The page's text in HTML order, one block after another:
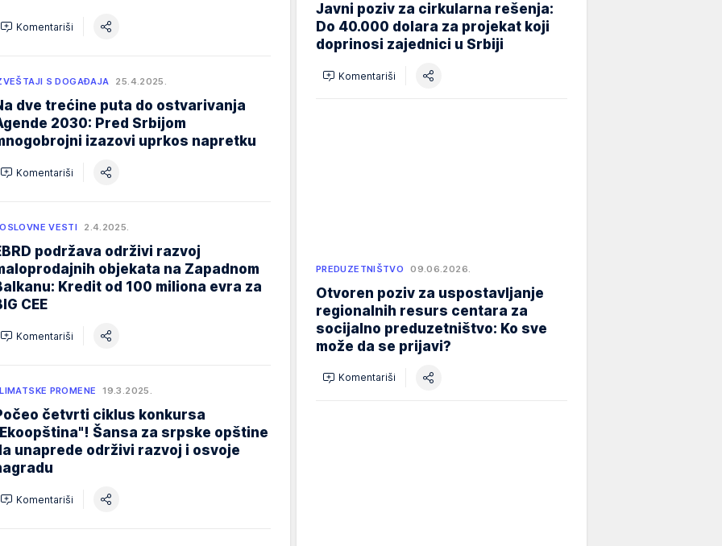
Komentariši
S DOGAĐAJA 25.4.2025.
dve trećine puta do ostvarivanja
2030: Pred Srbijom
izazovi uprkos napretku
Komentariši
VESTI 2.4.2025.
podržava održivi razvoj
objekata na Zapadnom
Kredit od 100 miliona evra za
CEE
Komentariši
PROMENE 19.3.2025.
četvrti ciklus konkursa
Šansa za srpske opštine
unaprede održivi razvoj i osvoje
Komentariši
Javni poziv za cirkularna rešenja:
Do 40.000 dolara za projekat koji
doprinosi zajednici u Srbiji
Komentariši
PREDUZETNIŠTVO 09.06.2026.
Otvoren poziv za uspostavljanje
regionalnih resurs centara za
socijalno preduzetništvo: Ko sve
može da se prijavi?
Komentariši